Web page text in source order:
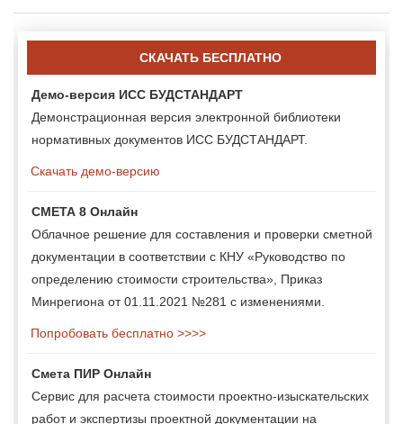
СКАЧАТЬ БЕСПЛАТНО
Демо-версия ИСС БУДСТАНДАРТ
Демонстрационная версия электронной библиотеки
нормативных документов ИСС БУДСТАНДАРТ.
Скачать демо-версию
СМЕТА 8 Онлайн
Облачное решение для составления и проверки сметной
документации в соответствии с КНУ «Руководство по
определению стоимости строительства», Приказ
Минрегиона от 01.11.2021 №281 с изменениями.
Попробовать бесплатно >>>>
Смета ПИР Онлайн
Сервис для расчета стоимости проектно-изыскательских
работ и экспертизы проектной документации на